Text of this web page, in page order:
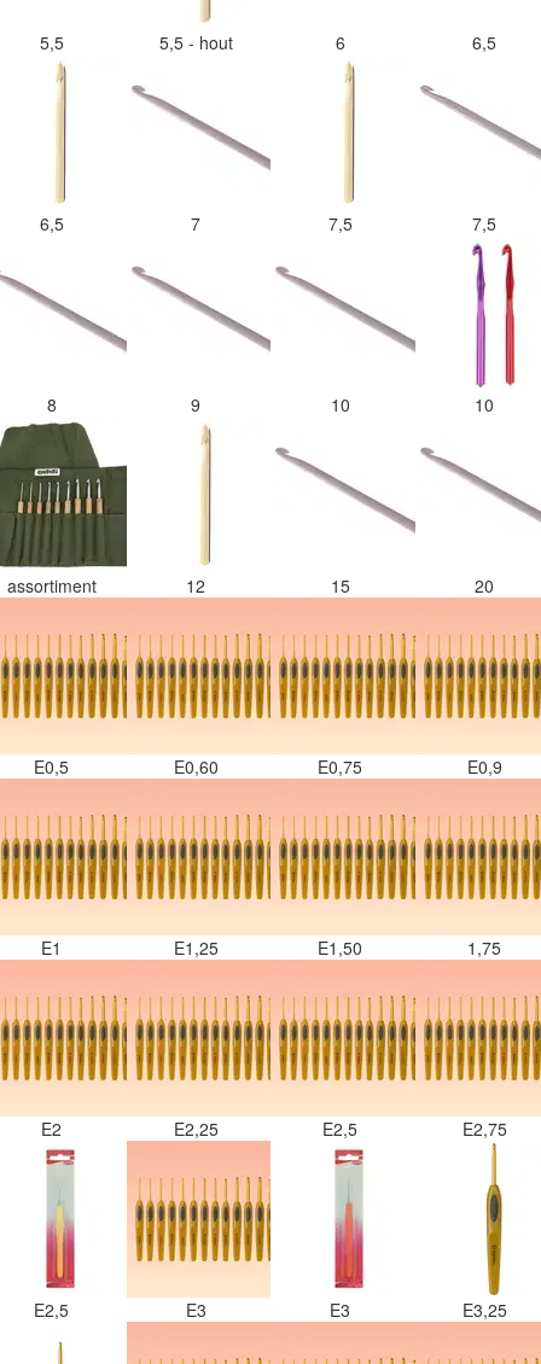
5,5 5,5 - hout 6 6,5
6,5 7 7,5 7,5
8 9 10 10
assortiment 12 15 20
E0,5 E0,60 E0,75 E0,9
E1 E1,25 E1,50 1,75
E2 E2,25 E2,5 E2,75
E2,5 E3 E3 E3,25